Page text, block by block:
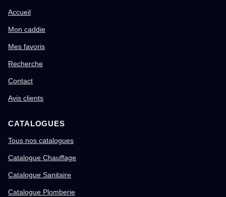
Accueil
Mon caddie
Mes favoris
Recherche
Contact
Avis clients
CATALOGUES
Tous nos catalogues
Catalogue Chauffage
Catalogue Sanitaire
Catalogue Plomberie